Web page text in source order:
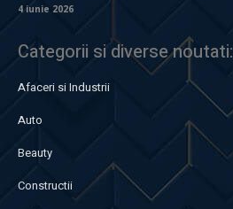
4 iunie 2026
Categorii si diverse noutati:
Afaceri si Industrii
Auto
Beauty
Constructii